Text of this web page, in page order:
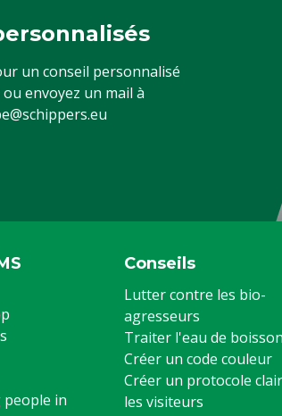
Combinaisons classiques
Jaune
un conseil personnalisé
ou envoyez un mail à
in
Conseils
Lutter contre les bio-
agresseurs
Traiter l'eau de boisson
Créer un code couleur
Créer un protocole
les visiteurs